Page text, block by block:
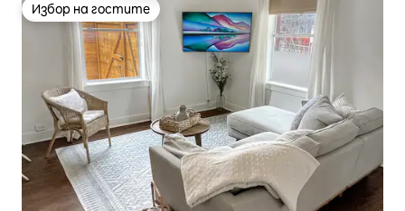
Избор на гостите
Избор на гостите